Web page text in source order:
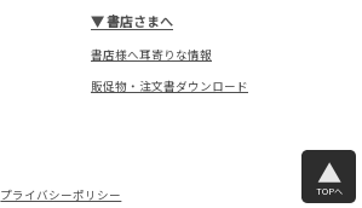
▼書店さまへ
書店様へ耳寄りな情報
販促物・注文書ダウンロード
プライバシーポリシー TOPへ